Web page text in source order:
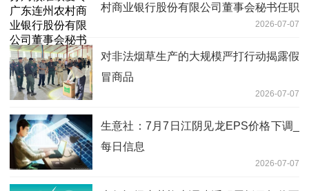
村商业银行股份有限公司董事会秘书任职
2026-07-07
对非法烟草生产的大规模严打行动揭露假
冒商品
2026-07-07
生意社：7月7日江阴见龙EPS价格下调_
每日信息
2026-07-07